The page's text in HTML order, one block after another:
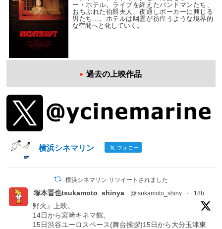
ー・ホテル。ライブを終えたバンドマンたち、
おちぶれた伯爵夫人、夜通しポーカーに興じる
男たち…。ホテルは幽霊が彷徨うような境界的
な空間へと化していく。
過去の上映作品
横浜シネマリン フォロー
横浜シネマリン リツイートされました
塚本晋也tsukamoto_shinya @tsukamoto_shiny · 18h
野火』上映。
14日から宮﨑キネマ館。
15日渋谷ユーロスペース(舞台挨拶)15日から大分玉津東